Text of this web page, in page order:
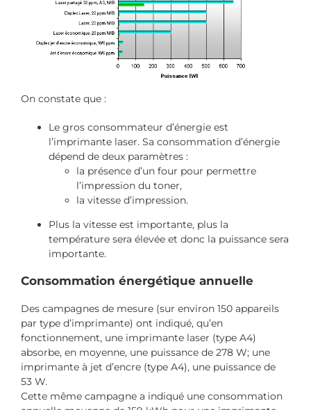
On constate que :
Le gros consommateur d’énergie est
l’imprimante laser. Sa consommation d’énergie
dépend de deux paramètres :
la présence d’un four pour permettre
l’impression du toner,
la vitesse d’impression.
Plus la vitesse est importante, plus la
température sera élevée et donc la puissance sera
importante.
Consommation énergétique annuelle
Des campagnes de mesure (sur environ 150 appareils
par type d’imprimante) ont indiqué, qu’en
fonctionnement, une imprimante laser (type A4)
absorbe, en moyenne, une puissance de 278 W; une
imprimante à jet d’encre (type A4), une puissance de
53 W.
Cette même campagne a indiqué une consommation